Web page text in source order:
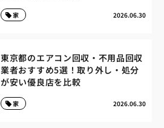
2026.06.30
家
東京都のエアコン回収・不用品回収
業者おすすめ5選！取り外し・処分
が安い優良店を比較
2026.06.30
家